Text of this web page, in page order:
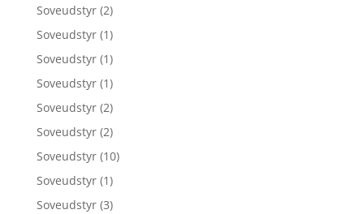
Soveudstyr (2)
Soveudstyr (1)
Soveudstyr (1)
Soveudstyr (1)
Soveudstyr (2)
Soveudstyr (2)
Soveudstyr (10)
Soveudstyr (1)
Soveudstyr (3)